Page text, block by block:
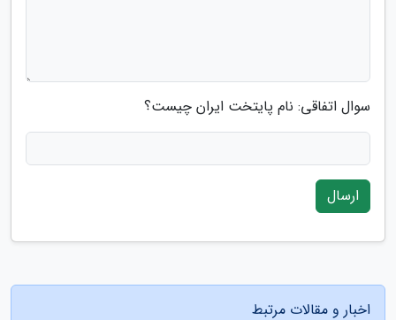
سوال اتفاقی: نام پایتخت ایران چیست؟
ارسال
اخبار و مقالات مرتبط